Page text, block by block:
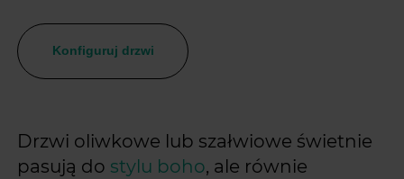
Konfiguruj drzwi
Drzwi oliwkowe lub szałwiowe świetnie
pasują do stylu boho, ale równie